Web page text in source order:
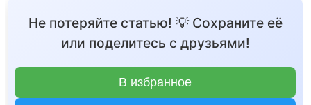
Не потеряйте статью! 💡 Сохраните её
или поделитесь с друзьями!
В избранное